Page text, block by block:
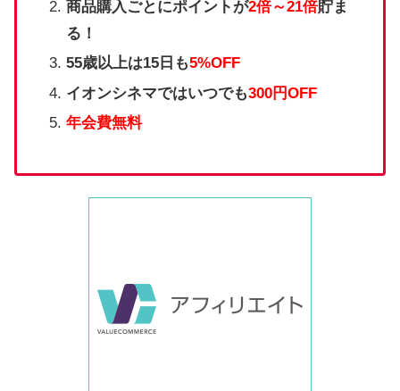
商品購入ごとにポイントが2倍～21倍貯ま
る！
55歳以上は15日も5%OFF
イオンシネマではいつでも300円OFF
年会費無料